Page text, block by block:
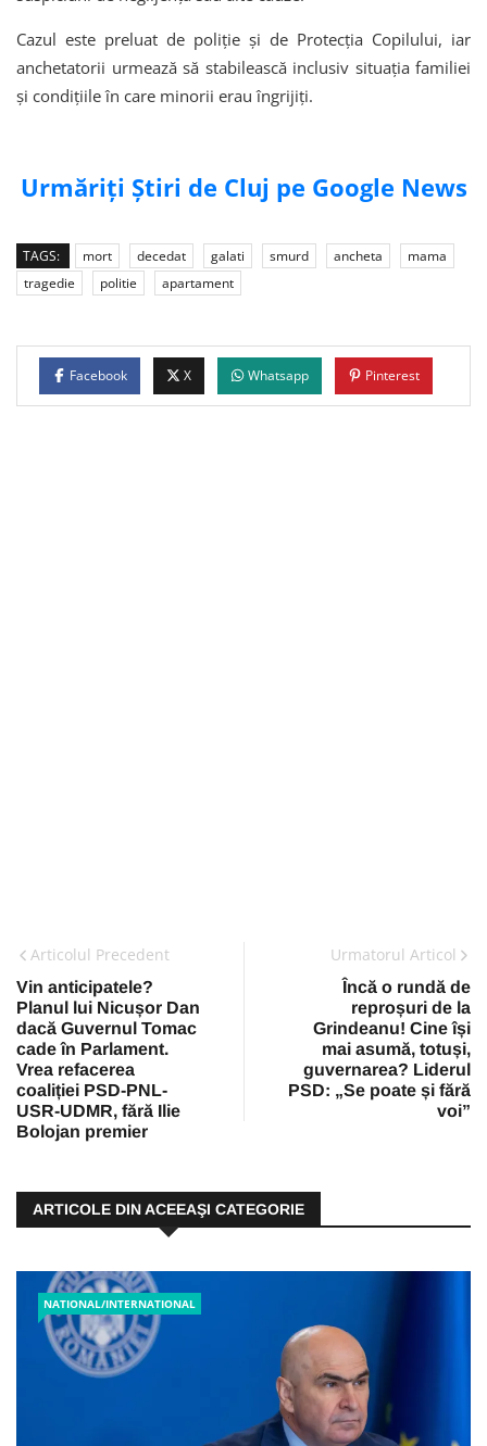
Cazul este preluat de poliție și de Protecția Copilului, iar
anchetatorii urmează să stabilească inclusiv situația familiei
și condițiile în care minorii erau îngrijiți.
Urmăriți Știri de Cluj pe Google News
TAGS: mort decedat galati smurd ancheta
mama
tragedie
politie apartament
Facebook X Whatsapp Pinterest
Articolul Precedent
Vin anticipatele?
Planul lui Nicușor Dan
dacă Guvernul Tomac
cade în Parlament.
Vrea refacerea
coaliției PSD-PNL-
USR-UDMR, fără Ilie
Bolojan premier
Urmatorul Articol
Încă o rundă de
reproșuri de la
Grindeanu! Cine își
mai asumă, totuși,
guvernarea? Liderul
PSD: „Se poate și fără
voi”
ARTICOLE DIN ACEEAŞI CATEGORIE
NATIONAL/INTERNATIONAL